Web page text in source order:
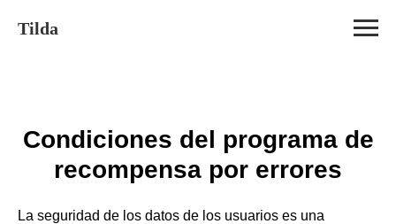
Tilda
Condiciones del programa de
recompensa por errores
La seguridad de los datos de los usuarios es una